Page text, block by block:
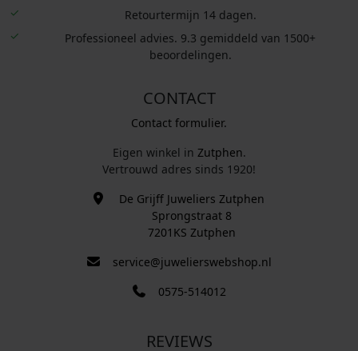
Retourtermijn 14 dagen.
Professioneel advies. 9.3 gemiddeld van 1500+
beoordelingen.
CONTACT
Contact formulier.
Eigen winkel in Zutphen.
Vertrouwd adres sinds 1920!
De Grijff Juweliers Zutphen
Sprongstraat 8
7201KS Zutphen
service@juwelierswebshop.nl
0575-514012
REVIEWS